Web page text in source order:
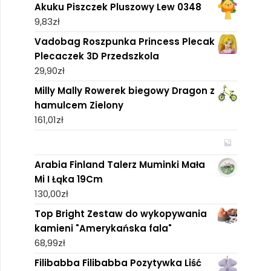
Akuku Piszczek Pluszowy Lew 0348
9,83zł
Vadobag Roszpunka Princess Plecak
Plecaczek 3D Przedszkola
29,90zł
Milly Mally Rowerek biegowy Dragon z
hamulcem Zielony
161,01zł
Arabia Finland Talerz Muminki Mała
Mi I Łąka 19Cm
130,00zł
Top Bright Zestaw do wykopywania
kamieni "Amerykańska fala"
68,99zł
Filibabba Filibabba Pozytywka Liść